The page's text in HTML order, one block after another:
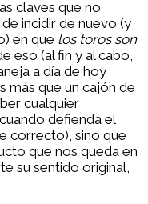
claves que no
incidir de nuevo (y
en que los toros son
eso (al fin y al cabo,
a día de hoy
más que un cajón de
cualquier
defienda el
correcto), sino que
que nos queda en
su sentido original,